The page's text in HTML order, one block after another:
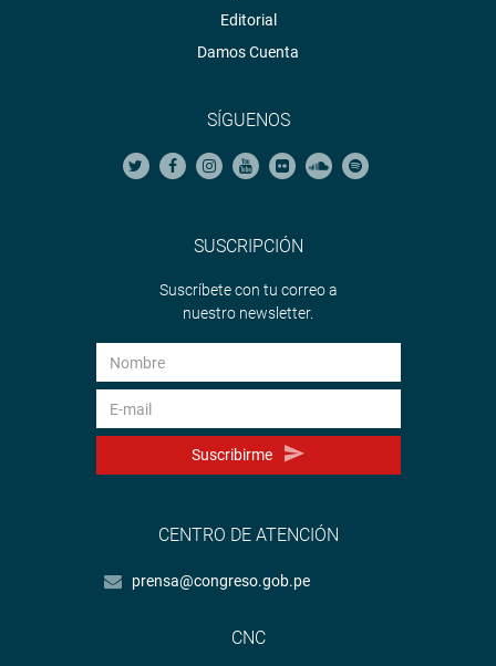
Editorial
Damos Cuenta
SÍGUENOS
SUSCRIPCIÓN
Suscríbete con tu correo a
nuestro newsletter.
Suscribirme
CENTRO DE ATENCIÓN
prensa@congreso.gob.pe
CNC